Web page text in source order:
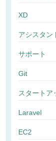
XD
アシスタン
サポート
Git
スタートア
Laravel
EC2